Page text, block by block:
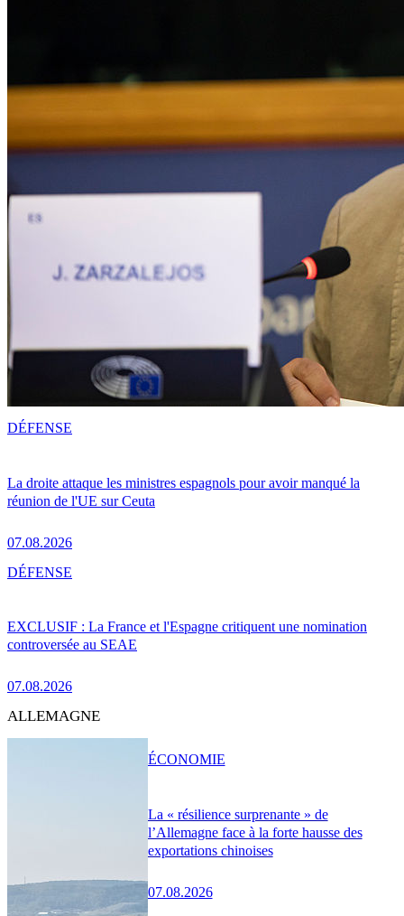
La droite attaque les ministres espagnols pour avoir manqué la
réunion de l'UE sur Ceuta
07.08.2026
DÉFENSE
EXCLUSIF : La France et l'Espagne critiquent une nomination
controversée au SEAE
07.08.2026
DÉFENSE
ALLEMAGNE
La « résilience surprenante » de
l’Allemagne face à la forte hausse des
exportations chinoises
07.08.2026
ÉCONOMIE